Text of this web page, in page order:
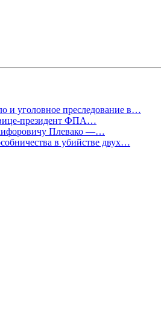
и уголовное преследование в…
вице-президент ФПА…
Плевако —…
в убийстве двух…